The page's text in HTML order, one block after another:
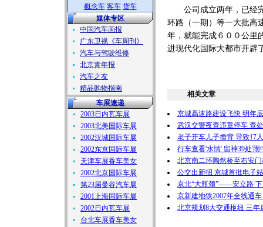
概念车 客车 货车
媒体专区
中国汽车画报
广东卫视《车周刊》
汽车与驾驶维修
北京青年报
汽车之友
精品购物指南
车展速递
2003日内瓦车展
2003北美国际车展
2002汉城国际车展
2002东京国际车展
天津车展香车美女
2002北京国际车展
第23届曼谷汽车展
2001上海国际车展
2002日内瓦车展
台北车展香车美女
公司成立两年，已经完
环路（一期）等一大批高
年，就能完成６００公里
进现代化国际大都市开辟
相关文章
京城高速路建设飞快 明年
武汉交警夜查违章停车 查
老子开车儿子捶背 导致17
行车查看'水情' 留神39处'雨
北京南二环陶然桥至右安
公交出新招 京城首批电子
京北“大瓶颈”——安立路
京新建地铁2007年全线通
北京规划8大交通枢纽 三年